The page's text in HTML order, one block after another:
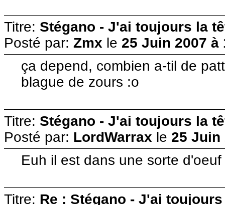
Titre: Stégano - J'ai toujours la
Posté par: Zmx le 25 Juin 2007 à
ça depend, combien a-til de
blague de zours :o
Titre: Stégano - J'ai toujours la
Posté par: LordWarrax le 25 Juin
Euh il est dans une sorte
Titre: Re : Stégano - J'ai